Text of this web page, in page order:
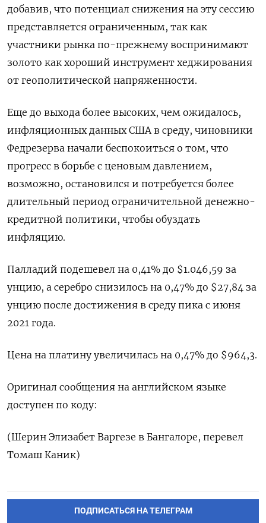
добавив, что потенциал снижения на эту сессию
представляется ограниченным, так как
участники рынка по-прежнему воспринимают
золото как хороший инструмент хеджирования
от геополитической напряженности.
Еще до выхода более высоких, чем ожидалось,
инфляционных данных США в среду, чиновники
Федрезерва начали беспокоиться о том, что
прогресс в борьбе с ценовым давлением,
возможно, остановился и потребуется более
длительный период ограничительной денежно-
кредитной политики, чтобы обуздать
инфляцию.
Палладий подешевел на 0,41% до $1.046,59​​ за
унцию, а серебро снизилось на 0,47% до $27,84​ за
унцию после достижения в среду пика с июня
2021 года.
Цена на платину увеличилась на 0,47% до $964,3.
Оригинал сообщения на английском языке
доступен по коду:
(Шерин Элизабет Варгезе в Бангалоре, перевел
Томаш Каник)
ПОДПИСАТЬСЯ НА ТЕЛЕГРАМ